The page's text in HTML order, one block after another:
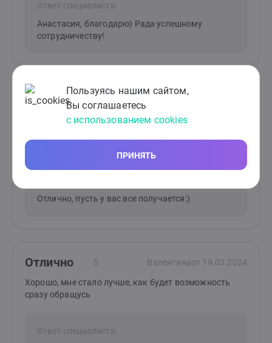
Пользуясь нашим сайтом,
Вы соглашаетесь
с использованием cookies
ПРИНЯТЬ
Ответ специалиста:
Анастасия, благодарю) Рада успешному
сотрудничеству!
Отлично
Спасибо большое за толчок. Это мне было очень
другому смотреть на мою новую жизнь!))
Отлично, пусть у вас все получается:)
Отлично 5 Валентинаот 19.03.2024
Хорошо, мне стало лучше, как будет возможность
сразу обращусь
Ответ специалиста: